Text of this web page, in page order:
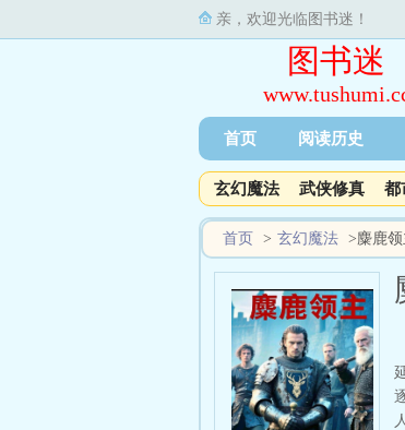
亲，欢迎光临图书迷！
图书迷
首页 阅读历史
玄幻魔法 武侠修真 都
首页 > 玄幻魔法 >麋鹿领